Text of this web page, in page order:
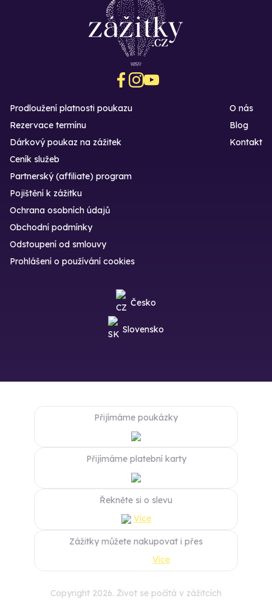
Prodloužení platnosti poukazu
Rezervace termínu
Dárkový poukaz na zážitek
O nás
Blog
Kontakt
Ceník služeb
Partnerský (affiliate) program
Pojištění k zážitku
Ochrana osobních údajů
Obchodní podmínky
Odstoupení od smlouvy
Prohlášení o používání cookies
Česko
Slovensko
Přijímáme poukázky
Přijímáme platební karty
Řekněte si o slevu
Více
Zážitky můžete nakupovat i přes
Více
Copyright 2026. Život se počítá v zážitcích